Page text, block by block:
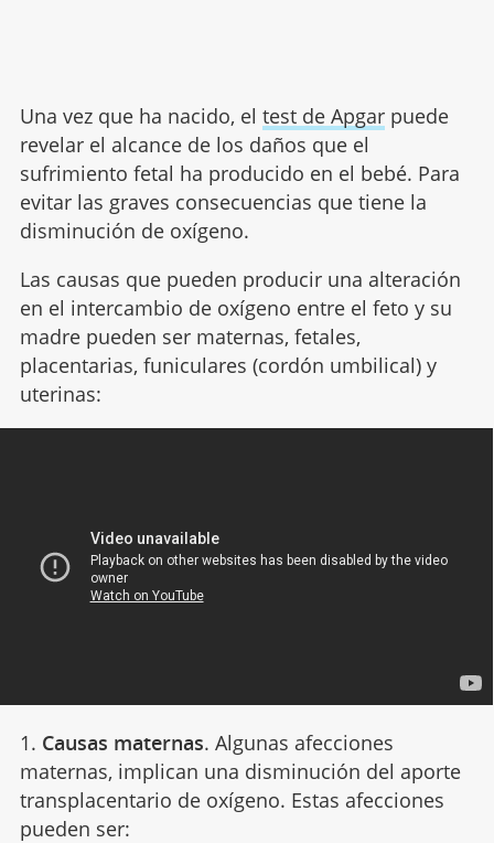
Una vez que ha nacido, el test de Apgarpuede
revelar el alcance de los daños que el
sufrimiento fetal ha producido en el bebé. Para
evitar las graves consecuencias que tiene la
disminución de oxígeno.
Las causas que pueden producir una alteración
en el intercambio de oxígeno entre el feto y su
madre pueden ser maternas, fetales,
placentarias, funiculares (cordón umbilical) y
uterinas:
1. Causas maternas. Algunas afecciones
maternas, implican una disminución del aporte
transplacentario de oxígeno. Estas afecciones
pueden ser: